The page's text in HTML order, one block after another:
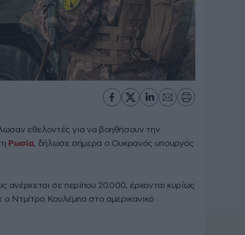
εθελοντές για να βοηθήσουν την
Ρωσία, δήλωσε σήμερα ο Ουκρανός υπουργός
ανέρχεται σε περίπου 20.000, έρχονται κυρίως
Ντμίτρο Κουλέμπα στο αμερικανικό